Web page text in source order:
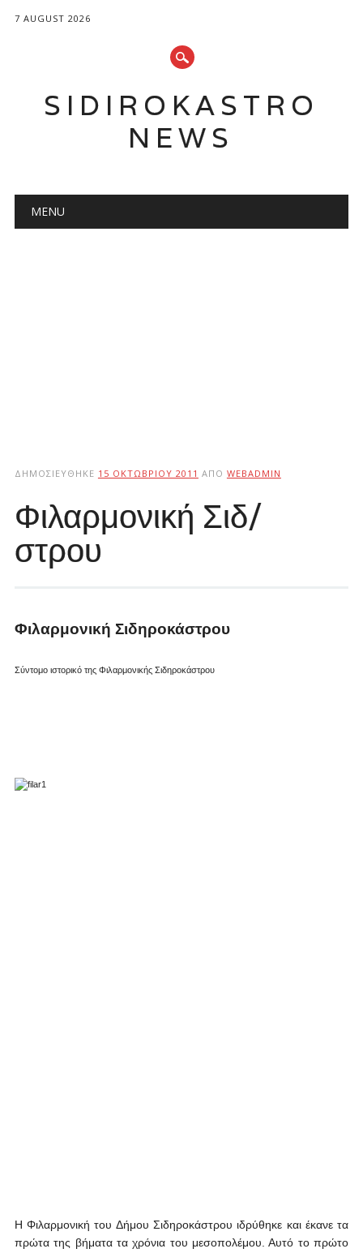
7 AUGUST 2026
SIDIROKASTRO
NEWS
Main menu
MENU
ΔΗΜΟΣΙΕΎΘΗΚΕ 15 ΟΚΤΩΒΡΊΟΥ 2011 ΑΠΌ WEBADMIN
Φιλαρμονική Σιδ/
στρου
Φιλαρμονική Σιδηροκάστρου
Σύντομο ιστορικό της Φιλαρμονικής Σιδηροκάστρου
Η Φιλαρμονική του Δήμου Σιδηροκάστρου ιδρύθηκε και έκανε τα
πρώτα της βήματα τα χρόνια του μεσοπολέμου. Αυτό το πρώτο